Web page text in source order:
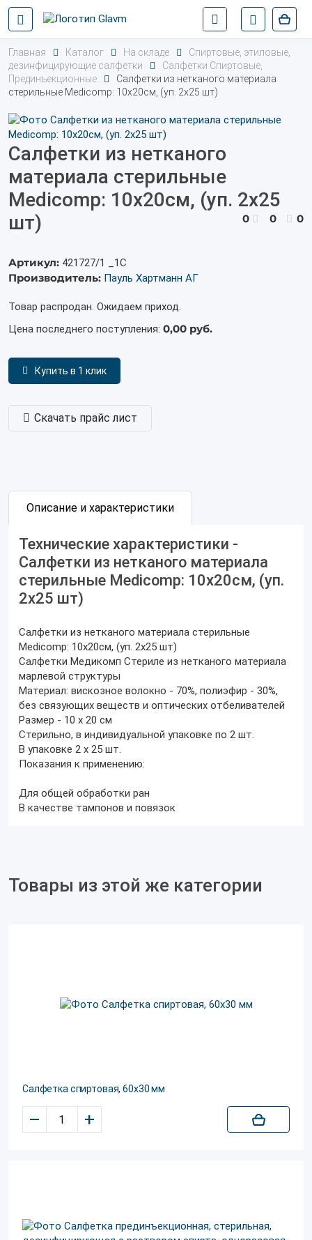
Главная Каталог На складе
Спиртовые, этиловые,
дезинфицирующие салфетки
Салфетки Спиртовые,
Прединъекционные
Салфетки из нетканого материала
стерильные Medicomp: 10х20см, (уп. 2х25 шт)
Салфетки из нетканого
материала стерильные
Medicomp: 10х20см, (уп. 2х25
шт)
0 0 0
Артикул: 421727/1 _1С
Производитель: Пауль Хартманн АГ
Товар распродан. Ожидаем приход.
Цена последнего поступления: 0,00 руб.
Купить в 1 клик
Скачать прайс лист
Описание и характеристики
Технические характеристики -
Салфетки из нетканого материала
стерильные Medicomp: 10х20см, (уп.
2х25 шт)
Салфетки из нетканого материала стерильные
Medicomp: 10х20см, (уп. 2х25 шт)
Салфетки Медикомп Стериле из нетканого материала
марлевой структуры
Материал: вискозное волокно - 70%, полиэфир - 30%,
без связующих веществ и оптических отбеливателей
Размер - 10 х 20 см
Стерильно, в индивидуальной упаковке по 2 шт.
В упаковке 2 х 25 шт.
Показания к применению:
Для общей обработки ран
В качестве тампонов и повязок
Товары из этой же категории
Салфетка спиртовая, 60х30 мм
– +